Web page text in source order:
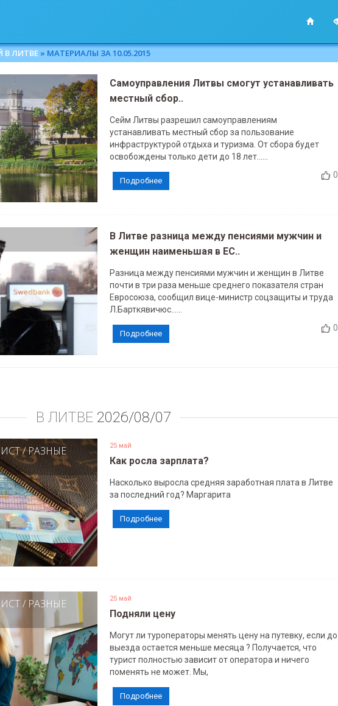
В ЛИТВЕ » МАТЕРИАЛЫ ЗА 10.05.2015
Самоуправления Литвы смогут устанавливать
местный сбор..
Сейм Литвы разрешил самоуправлениям
устанавливать местный сбор за пользование
инфраструктурой отдыха и туризма. От сбора будет
освобождены только дети до 18 лет......
0
Подробнее
В Литве разница между пенсиями мужчин и
женщин наименьшая в ЕС..
Разница между пенсиями мужчин и женщин в Литве
почти в три раза меньше среднего показателя стран
Евросоюза, сообщил вице-министр соцзащиты и труда
Л.Барткявичюс......
0
Подробнее
В ЛИТВЕ 2026/08/07
/РАЗНЫЕ
25 май
Как росла зарплата?
Насколько выросла средняя заработная плата в Литве
за последний год? Маргарита
Подробнее
/ РАЗНЫЕ
25 май
Подняли цену
Могут ли туроператоры менять цену на путевку, если до
выезда остается меньше месяца ? Получается, что
турист полностью зависит от оператора и ничего
поменять не может. Мы,
Подробнее